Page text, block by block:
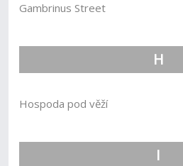
Gambrinus Street
H
Hospoda pod věží
I